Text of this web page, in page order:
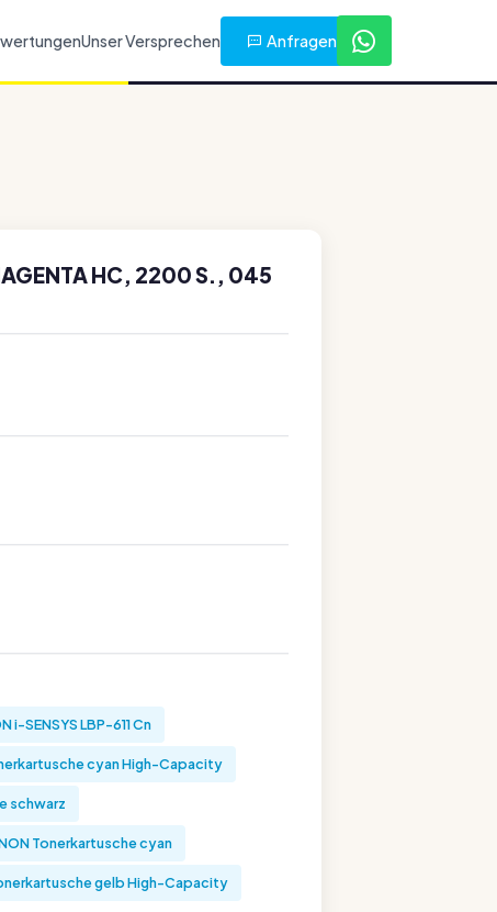
Unser Versprechen Anfragen
HC, 2200 S., 045
i-SENSYS LBP-611 Cn
cyan High-Capacity
schwarz
Tonerkartusche cyan
gelb High-Capacity